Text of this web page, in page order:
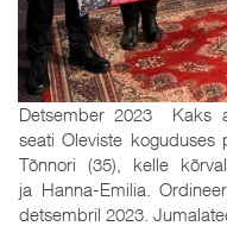
Detsember 2023 Kaks
seati Oleviste koguduses
Tõnnori (35), kelle
ja Hanna-Emilia.
detsembril 2023.